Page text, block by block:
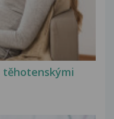
těhotenskými